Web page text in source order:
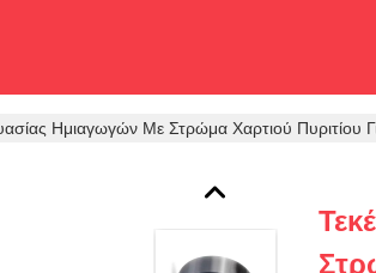
Ημιαγωγών Με Στρώμα Χαρτιού Πυριτίου